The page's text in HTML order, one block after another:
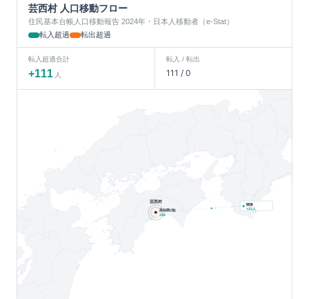
芸西村人口移動フロー
住民基本台帳人口移動報告 2024年・日本人移動者（e-Stat）
転入超過
転出超過
転入超過合計
+111 人
転入 / 転出
111 / 0
高知県(他)
+88
芸西村
関東
+23人